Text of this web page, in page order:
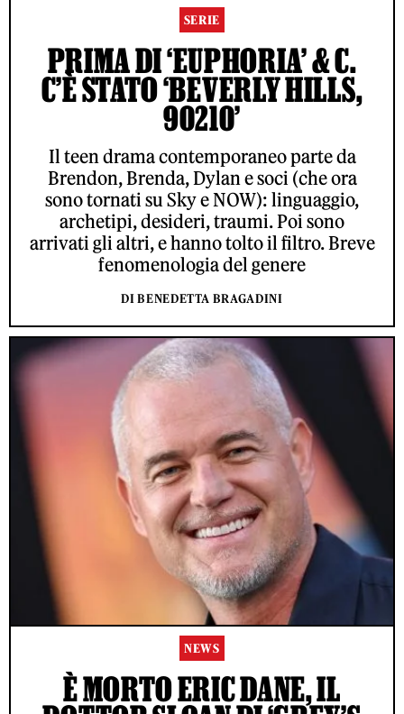
SERIE
PRIMA DI ‘EUPHORIA’ & C.
C’È STATO ‘BEVERLY HILLS,
90210’
Il teen drama contemporaneo parte da
Brendon, Brenda, Dylan e soci (che ora
sono tornati su Sky e NOW): linguaggio,
archetipi, desideri, traumi. Poi sono
arrivati gli altri, e hanno tolto il filtro. Breve
fenomenologia del genere
DI BENEDETTA BRAGADINI
NEWS
È MORTO ERIC DANE, IL